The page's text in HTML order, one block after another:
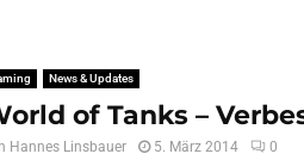
News & Updates
of Tanks –
Hannes Linsbauer 5. März 2014 0